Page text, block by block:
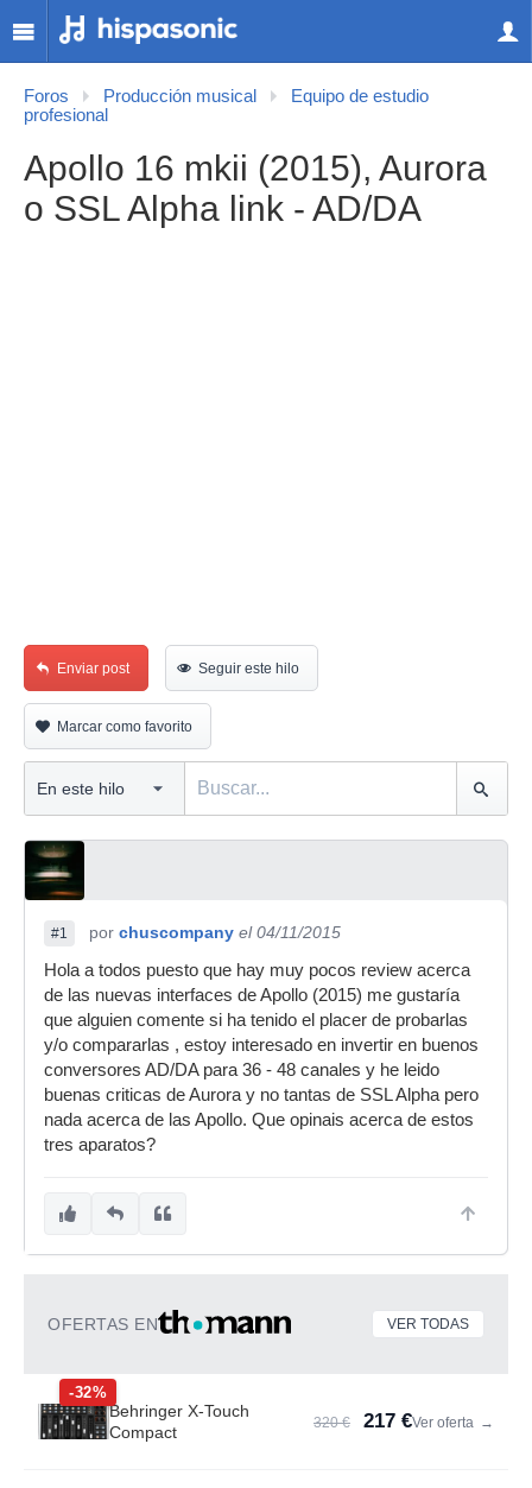
Foros Producción musical
Equipo de estudio
profesional
Apollo 16 mkii (2015), Aurora
o SSL Alpha link - AD/DA
Enviar post Seguir este hilo
Marcar como favorito
#1 por chuscompany el 04/11/2015
Hola a todos puesto que hay muy pocos review acerca
de las nuevas interfaces de Apollo (2015) me gustaría
que alguien comente si ha tenido el placer de probarlas
y/o compararlas , estoy interesado en invertir en buenos
conversores AD/DA para 36 - 48 canales y he leido
buenas criticas de Aurora y no tantas de SSL Alpha pero
nada acerca de las Apollo. Que opinais acerca de estos
tres aparatos?
OFERTAS EN VER TODAS
-32%
Behringer X-Touch
Compact
320 € 217 €Ver oferta →